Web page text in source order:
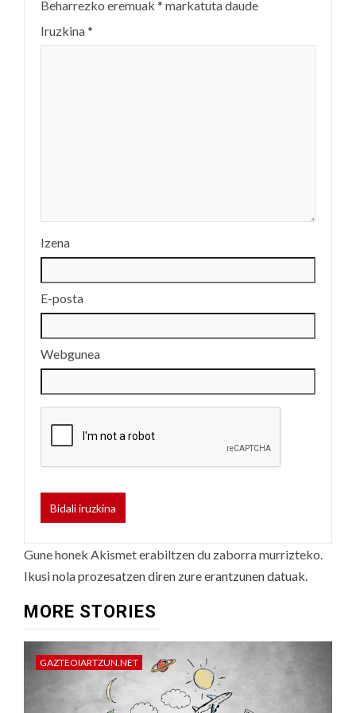
Beharrezko eremuak * markatuta daude
Iruzkina*
Izena
E-posta
Webgunea
Gune honek Akismet erabiltzen du zaborra murrizteko.
Ikusi nola prozesatzen diren zure erantzunen datuak.
MORE STORIES
GAZTEOIARTZUN.NET